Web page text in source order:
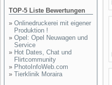
TOP-5 Liste Bewertungen
» Onlinedruckerei mit eigener
Produktion !
» Opel: Opel Neuwagen und
Service
» Hot Dates, Chat und
Flirtcommunity
» PhotoInfoWeb.com
» Tierklinik Moraira